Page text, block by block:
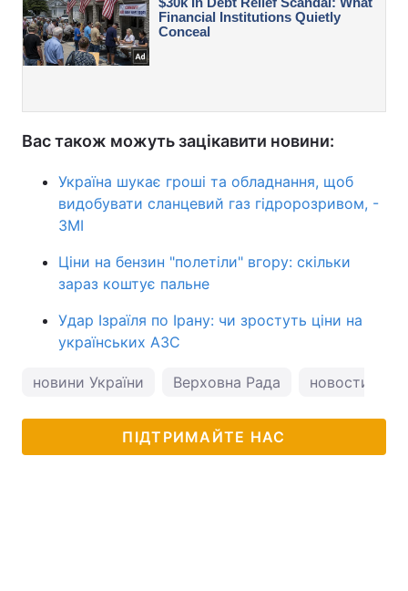
Вас також можуть зацікавити новини:
Україна шукає гроші та обладнання, щоб
видобувати сланцевий газ гідророзривом, -
ЗМІ
Ціни на бензин "полетіли" вгору: скільки
зараз коштує пальне
Удар Ізраїля по Ірану: чи зростуть ціни на
українських АЗС
новини України Верховна Рада новости
ПІДТРИМАЙТЕ НАС